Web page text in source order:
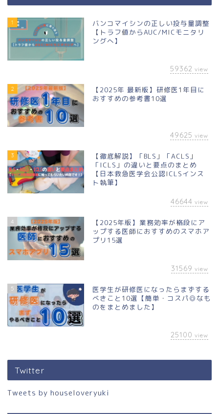
1
バンコマイシンの正しい投与量調整
【トラフ値からAUC/MICモニタリ
ングへ】
59362 view
2
【2025年 最新版】研修医1年目に
おすすめの参考書10選
49625 view
3
【徹底解説】「BLS」「ACLS」
「ICLS」の違いと要点のまとめ
【日本救急医学会公認ICLSインス
ト執筆】
46644 view
4
【2025年版】業務効率が格段にア
ップする医師におすすめのスマホア
プリ15選
31569 view
5
医学生が研修医になったらまずする
べきこと10選【簡単・コスパ◎なも
のをまとめました】
25100 view
Twitter
Tweets by houseloveryuki